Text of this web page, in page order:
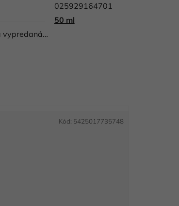
025929164701
50 ml
vypredaná…
Kód: 5425017735748